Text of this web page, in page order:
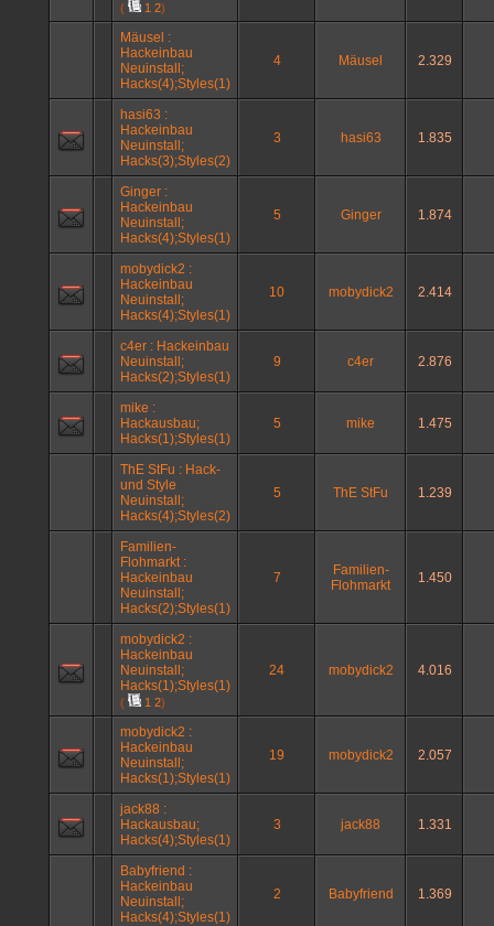
( 1 2)
Mäusel :
Hackeinbau
Neuinstall;
Hacks(4);Styles(1)
4 Mäusel 2.329
hasi63 :
Hackeinbau
Neuinstall;
Hacks(3);Styles(2)
3 hasi63 1.835
Ginger :
Hackeinbau
Neuinstall;
Hacks(4);Styles(1)
5 Ginger 1.874
mobydick2 :
Hackeinbau
Neuinstall;
Hacks(4);Styles(1)
10 mobydick2 2.414
c4er : Hackeinbau
Neuinstall;
Hacks(2);Styles(1)
9 c4er 2.876
mike :
Hackausbau;
Hacks(1);Styles(1)
5 mike 1.475
ThE StFu : Hack-
und Style
Neuinstall;
Hacks(4);Styles(2)
5 ThE StFu 1.239
Familien-
Flohmarkt :
Hackeinbau
Neuinstall;
Hacks(2);Styles(1)
7
Familien-
Flohmarkt
1.450
mobydick2 :
Hackeinbau
Neuinstall;
Hacks(1);Styles(1)
( 1 2)
24 mobydick2 4.016
mobydick2 :
Hackeinbau
Neuinstall;
Hacks(1);Styles(1)
19 mobydick2 2.057
jack88 :
Hackausbau;
Hacks(4);Styles(1)
3 jack88 1.331
Babyfriend :
Hackeinbau
Neuinstall;
Hacks(4);Styles(1)
2 Babyfriend 1.369